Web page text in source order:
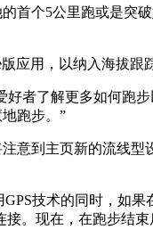
首个5公里跑或是突
应用，以纳入海拔跟
好者了解更多如何跑
跑步。”
意到主页新的流线
技术的同时，如
接。现在，在跑步结